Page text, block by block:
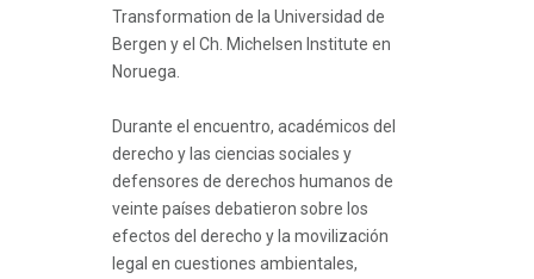
Transformation de la Universidad de
Bergen y el Ch. Michelsen Institute en
Noruega.
Durante el encuentro, académicos del
derecho y las ciencias sociales y
defensores de derechos humanos de
veinte países debatieron sobre los
efectos del derecho y la movilización
legal en cuestiones ambientales,